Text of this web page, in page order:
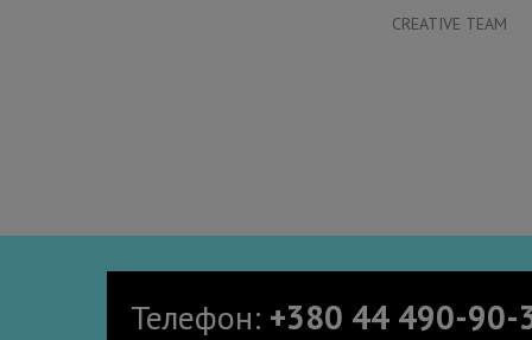
CREATIVE TEAM
Телефон: +380 44 490-90-